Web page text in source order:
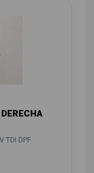
TDI DPF